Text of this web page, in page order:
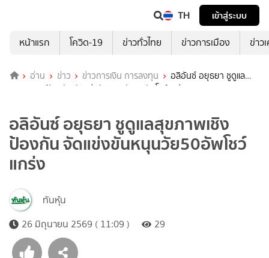
TH
เข้าสู่ระบบ
หน้าแรก
โควิด-19 ข่าวทั่วไทย ข่าวการเมือง ข่าว
อ่าน ข่าว ข่าวการเงิน การลงทุน
อลิอันซ์ อยุธยา ชูดูแล
สุขภาพเชิงป้องกัน จัดแข่งขันหนุนวัย50อัพโชว์แกร่ง
อลิอันซ์ อยุธยา ชูดูแลสุขภาพเชิง
ป้องกัน จัดแข่งขันหนุนวัย50อัพโชว์
แกร่ง
ทันหุ้น
26 มิถุนายน 2569 ( 11:09 )
29